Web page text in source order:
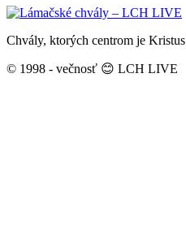
Chvály, ktorých centrom je Kristus
© 1998 - večnosť 😊 LCH LIVE